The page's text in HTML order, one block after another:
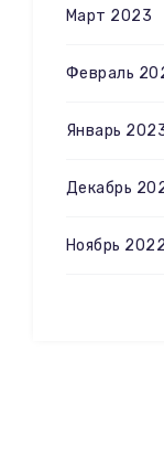
Март 2023
Февраль
Январь
Декабрь
Ноябрь 2022